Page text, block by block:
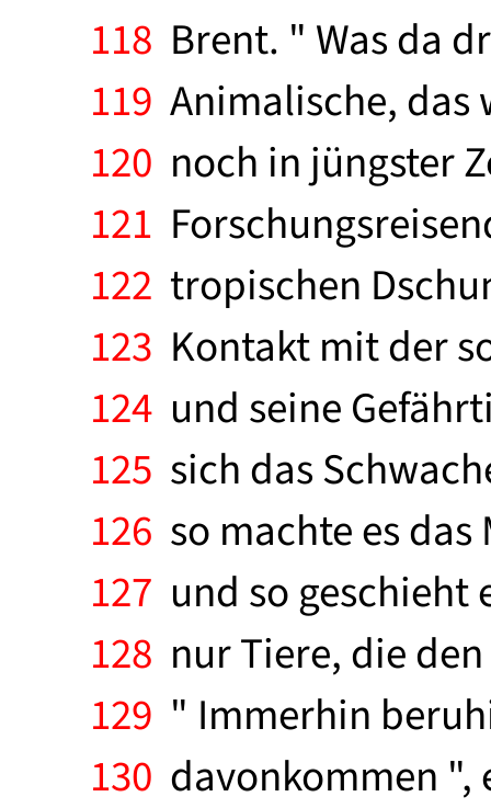
118 Brent. " Was da
119 Animalische, das
120 noch in jüngster
121
122 tropischen
123 Kontakt mit der
124 und seine
125 sich das
126 so machte es
127 und so geschieht
128 nur Tiere, die
129 " Immerhin
130 davonkommen